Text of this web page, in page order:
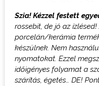
Szia! Kézzel festett
rossebit, de jó az ízlésed!
porcelán/kerámia
készülnek. Nem
nyomatokat. Ezzel
időigényes folyamat a
szárítás, égetés… DE!